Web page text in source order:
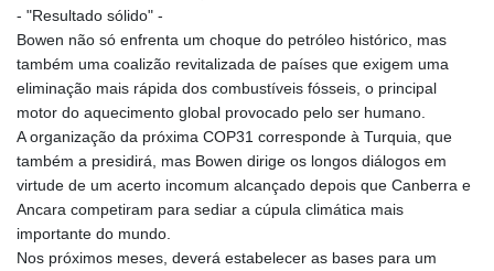
- "Resultado sólido" -
Bowen não só enfrenta um choque do petróleo histórico, mas
também uma coalizão revitalizada de países que exigem uma
eliminação mais rápida dos combustíveis fósseis, o principal
motor do aquecimento global provocado pelo ser humano.
A organização da próxima COP31 corresponde à Turquia, que
também a presidirá, mas Bowen dirige os longos diálogos em
virtude de um acerto incomum alcançado depois que Canberra e
Ancara competiram para sediar a cúpula climática mais
importante do mundo.
Nos próximos meses, deverá estabelecer as bases para um